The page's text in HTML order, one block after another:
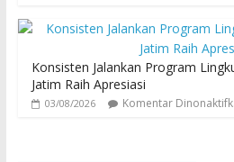
Konsisten Jalankan Program
Jatim Raih Apresiasi
03/08/2026 Komentar